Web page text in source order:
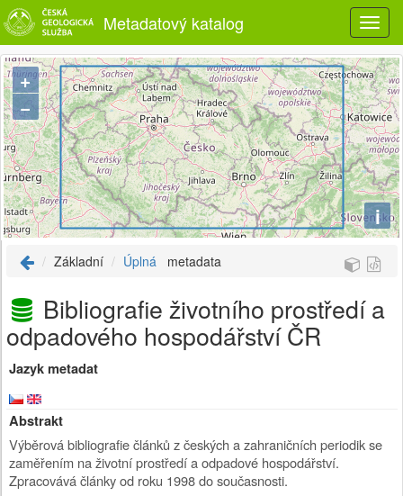
Metadatový katalog
+
−
i
Základní Úplná metadata
Bibliografie životního prostředí a
odpadového hospodářství ČR
Jazyk metadat
Abstrakt
Výběrová bibliografie článků z českých a zahraničních periodik se
zaměřením na životní prostředí a odpadové hospodářství.
Zpracovává články od roku 1998 do současnosti.